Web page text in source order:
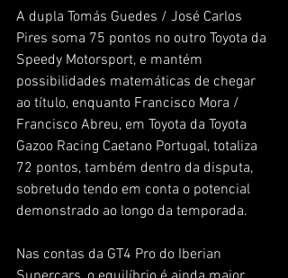
A dupla Tomás Guedes / José Carlos
Pires soma 75 pontos no outro Toyota da
Speedy Motorsport, e mantém
possibilidades matemáticas de chegar
ao título, enquanto Francisco Mora /
Francisco Abreu, em Toyota da Toyota
Gazoo Racing Caetano Portugal, totaliza
72 pontos, também dentro da disputa,
sobretudo tendo em conta o potencial
demonstrado ao longo da temporada.
Nas contas da GT4 Pro do Iberian